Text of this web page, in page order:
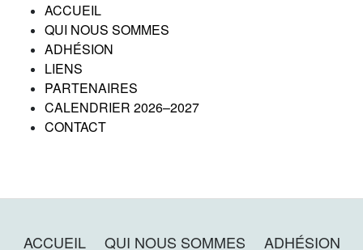
ACCUEIL
QUI NOUS SOMMES
ADHÉSION
LIENS
PARTENAIRES
CALENDRIER 2026–2027
CONTACT
ACCUEIL QUI NOUS SOMMES ADHÉSION